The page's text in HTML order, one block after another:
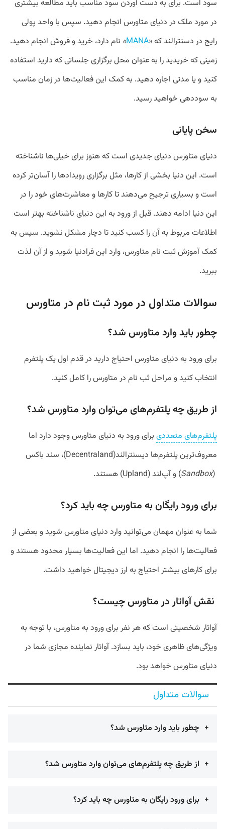
سود است. برای به دست آوردن سود مناسب باید مطالعه بیشتری
در مورد ملک در دنیای متاورس انجام دهید. سپس با واحد پولی
رایج در دسنترالند که «MANA
» نام دارد، خرید و فروش انجام دهید.
زمینی که خریدید را به عنوان محل برگزاری جلساتی که دارید استفاده
کنید و یا مدتی اجاره دهید. به کمک این فعالیت‌ها در زمان مناسب
به سوددهی خواهید رسید.
سخن پایانی
دنیای متاورس دنیای جدیدی است که هنوز برای خیلی‌ها ناشناخته
است. این دنیا بخشی از کارها، مثل برگزاری رویدادها را آسان‌تر کرده
است و بسیاری ترجیح می‌دهند تا کارها و معاشرت‌های خود را در
این دنیا ادامه دهند. قبل از ورود به این دنیای ناشناخته بهتر است
اطلاعات مربوط به آن را کسب کنید تا دچار مشکل نشوید. سپس به
کمک آموزش ثبت نام متاورس، وارد این فرادنیا شوید و از آن لذت
ببرید.
سوالات متداول در مورد ثبت نام در متاورس
چطور باید وارد متاورس شد؟
برای ورود به دنیای متاورس احتیاج دارید در قدم اول یک پلتفرم
انتخاب کنید و مراحل ثب نام در متاورس را کامل کنید.
از طریق چه پلتفرم‌های می‌توان وارد متاورس شد؟
پلتفرم‌های متعددی برای ورود به دنیای متاورس وجود دارد اما
معروف‌ترین پلتفرم‌ها دیسنترالند(Decentraland)، سند باکس
(
Sandbox) و آپ‌لند (Upland) هستند.
برای ورود رایگان به متاورس چه باید کرد؟
شما به عنوان مهمان می‌توانید وارد دنیای متاورس شوید و بعضی از
فعالیت‌ها را انجام دهید. اما این فعالیت‌ها بسیار محدود هستند و
برای کارهای بیشتر احتیاج به ارز دیجیتال خواهید داشت.
نقش آواتار در متاورس چیست؟
آواتار شخصیتی است که هر نفر برای ورود به متاورس، با توجه به
ویژگی‌‌های ظاهری خود، باید بسازد. آواتار نماینده مجازی شما در
دنیای متاورس خواهد بود.
سوالات متداول
چطور باید وارد متاورس شد؟
از طریق چه پلتفرم‌های می‌توان وارد متاورس شد؟
برای ورود رایگان به متاورس چه باید کرد؟